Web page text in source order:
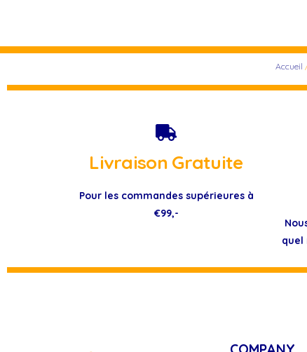
Accueil
Livraison Gratuite
Pour les commandes supérieures à
€99,-
quel